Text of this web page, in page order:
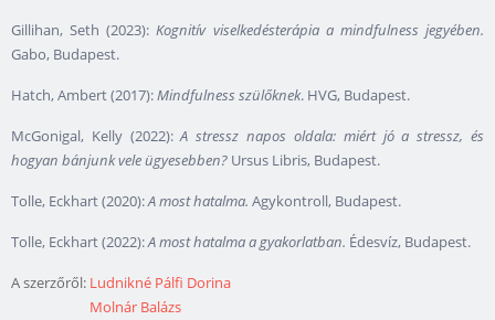
Gillihan, Seth (2023):Kognitív viselkedésterápia a mindfulness jegyében.
Gabo, Budapest.
Hatch, Ambert (2017):Mindfulness szülőknek. HVG, Budapest.
McGonigal, Kelly (2022):A stressz napos oldala: miért jó a stressz, és
hogyan bánjunk vele ügyesebben? Ursus Libris, Budapest.
Tolle, Eckhart (2020):A most hatalma. Agykontroll, Budapest.
Tolle, Eckhart (2022):A most hatalma a gyakorlatban. Édesvíz, Budapest.
A szerzőről: Ludnikné Pálfi Dorina
Molnár Balázs